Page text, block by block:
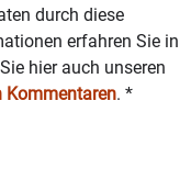
durch diese
erfahren Sie in
hier auch unseren
. *